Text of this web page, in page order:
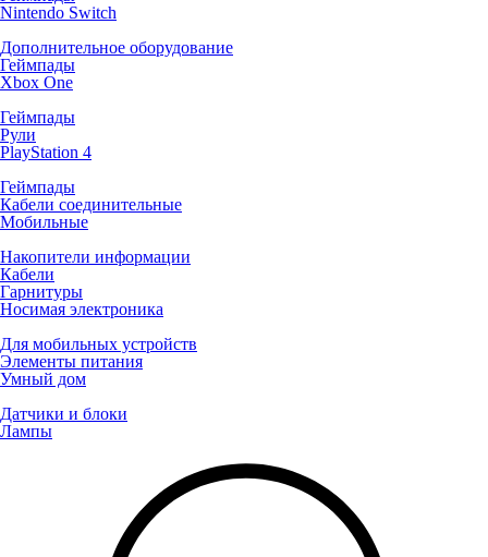
Nintendo Switch
Дополнительное оборудование
Геймпады
Xbox One
Геймпады
Рули
PlayStation 4
Геймпады
Кабели соединительные
Мобильные
Накопители информации
Кабели
Гарнитуры
Носимая электроника
Для мобильных устройств
Элементы питания
Умный дом
Датчики и блоки
Лампы